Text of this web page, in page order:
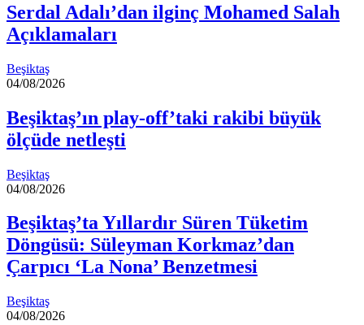
Serdal Adalı’dan ilginç Mohamed Salah
Açıklamaları
Beşiktaş
04/08/2026
Beşiktaş’ın play-off’taki rakibi büyük
ölçüde netleşti
Beşiktaş
04/08/2026
Beşiktaş’ta Yıllardır Süren Tüketim
Döngüsü: Süleyman Korkmaz’dan
Çarpıcı ‘La Nona’ Benzetmesi
Beşiktaş
04/08/2026